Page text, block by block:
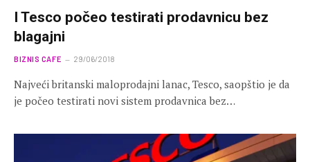
I Tesco počeo testirati prodavnicu bez
blagajni
BIZNIS CAFE 29/06/2018
Najveći britanski maloprodajni lanac, Tesco, saopštio je da
je počeo testirati novi sistem prodavnica bez…